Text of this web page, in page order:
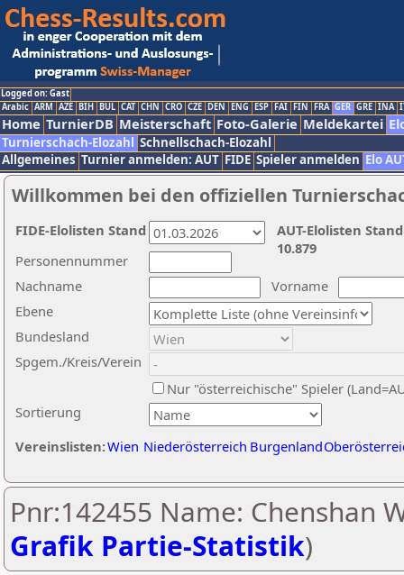
Logged on: Gast
Arabic ARM AZE BIH BUL CAT CHN CRO CZE DEN ENG ESP FAI FIN FRA GER GRE INA
Home TurnierDB Meisterschaft Foto-Galerie Meldekartei
Turnierschach-Elozahl Schnellschach-Elozahl
Allgemeines Turnier anmelden: AUT FIDE Spieler anmelden Elo
Willkommen bei den offiziellen
Nachname
Vorname
Ebene
Sortierung
Personennummer
Bundesland
Spgem./Kreis/Verein
Nur "österreichische" Spieler
Vereinslisten:Wien Niederösterreich Burgenland
AUT-Elolisten
10.879
FIDE-Elolisten Stand
Pnr:142455 Name: Chenshan
Grafik Partie-Statistik)